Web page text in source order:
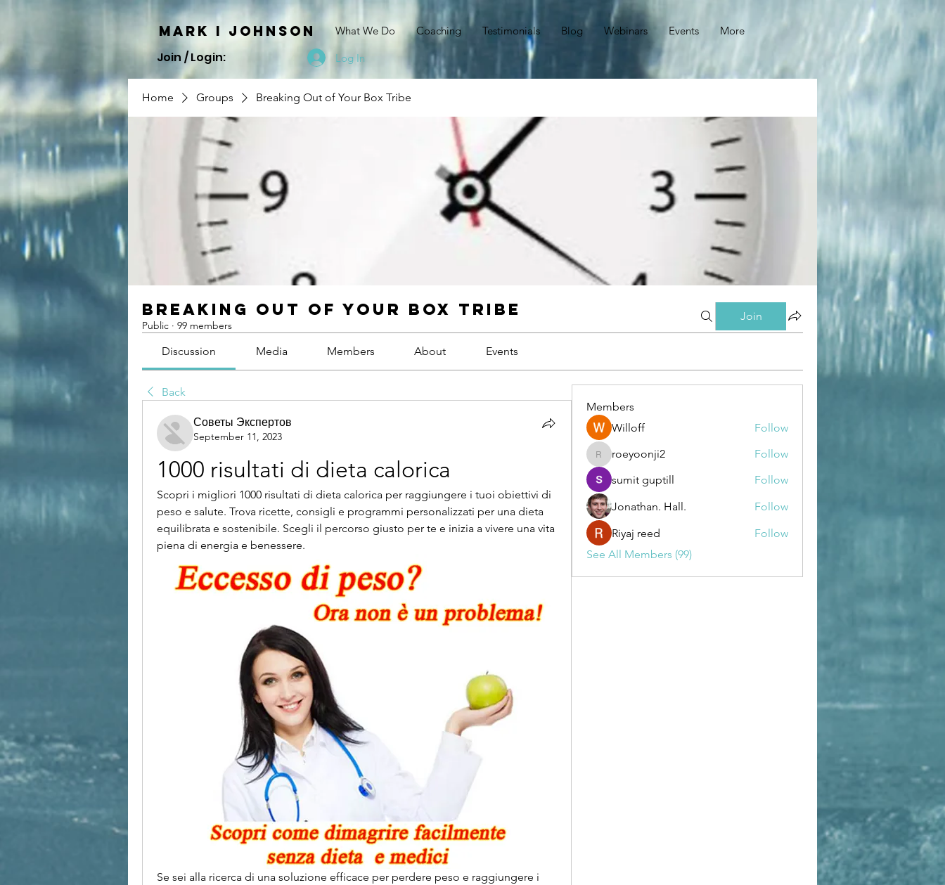
Mark I JOHNSON What We Do Coaching Testimonials Blog Webinars Events More
Log In
Join / Login:
Home Groups Breaking Out of Your Box Tribe
Breaking Out of Your Box Tribe
Public · 99 members
Join
Discussion Media Members About Events
Back
Советы Экспертов
September 11, 2023
1000 risultati di dieta calorica
Scopri i migliori 1000 risultati di dieta calorica per raggiungere i tuoi obiettivi di
peso e salute. Trova ricette, consigli e programmi personalizzati per una dieta
equilibrata e sostenibile. Scegli il percorso giusto per te e inizia a vivere una vita
piena di energia e benessere.
Se sei alla ricerca di una soluzione efficace per perdere peso e raggiungere i
Members
Willoff
Follow
roeyoonji2
roeyoonji2
Follow
sumit guptill
Follow
Jonathan. Hall.
Follow
Riyaj reed
Follow
See All Members (99)